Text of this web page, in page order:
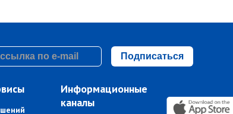
Подписаться
Информационные
каналы